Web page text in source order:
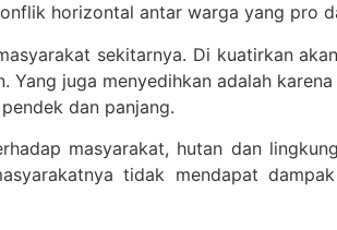
horizontal antar warga yang pro
sekitarnya. Di kuatirkan
juga menyedihkan adalah
dan panjang.
masyarakat, hutan dan
tidak mendapat